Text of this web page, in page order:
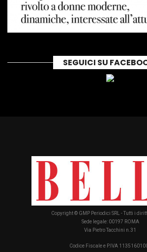
SEGUICI SU
Copyright © GMP Periodici SRL - Tutti i
Sede legale: 00197 ROMA
Via Pietro Tacchini n.31
Codice Fiscale e P.IVA